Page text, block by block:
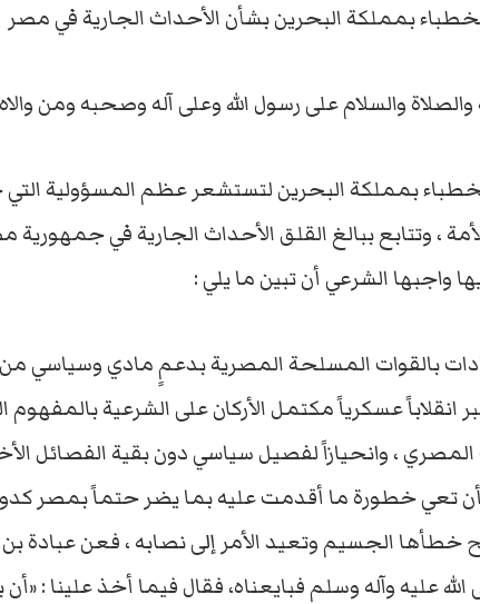
بمملكة البحرين بشأن الأحداث الجارية في مصر
والسلام على رسول الله وعلى آله وصحبه ومن
بمملكة البحرين لتستشعر عظم المسؤولية التي
، وتتابع ببالغ القلق الأحداث الجارية في جمهورية
واجبها الشرعي أن تبين ما يلي :
بالقوات المسلحة المصرية بدعمٍ مادي وسياسي
انقلاباً عسكرياً مكتمل الأركان على الشرعية
المصري ، وانحيازاً لفصيل سياسي دون بقية الفصائل
تعي خطورة ما أقدمت عليه بما يضر حتماً بمصر
الجسيم وتعيد الأمر إلى نصابه ، فعن عبادة
الله عليه وآله وسلم فبايعناه، فقال فيما أخذ علينا :